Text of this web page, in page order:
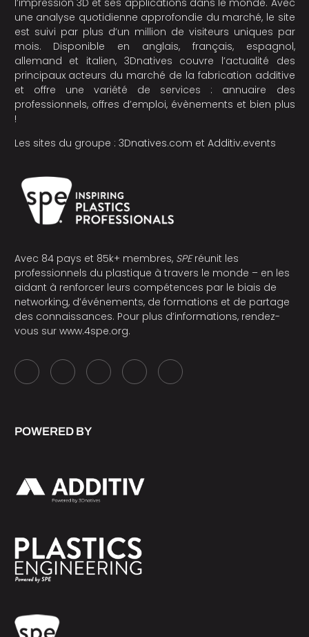
l’impression 3D et ses applications dans le monde. Avec
une analyse quotidienne approfondie du marché, le site
est suivi par plus d’un million de visiteurs uniques par
mois. Disponible en anglais, français, espagnol,
allemand et italien, 3Dnatives couvre l’actualité des
principaux acteurs du marché de la fabrication additive
et offre une variété de services : annuaire des
professionnels, offres d’emploi, évènements et bien plus
!
Les sites du groupe : 3Dnatives.com et Additiv.events
Avec 84 pays et 85k+ membres, SPEréunit les
professionnels du plastique à travers le monde – en les
aidant à renforcer leurs compétences par le biais de
networking, d’événements, de formations et de partage
des connaissances. Pour plus d’informations, rendez-
vous sur www.4spe.org.
POWERED BY